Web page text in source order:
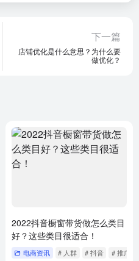
下一篇
店铺优化是什么意思？为什么要
做优化？
2022抖音橱窗带货做怎么类目
好？这些类目很适合！
电商资讯 # 人群 # 抖音 # 推广